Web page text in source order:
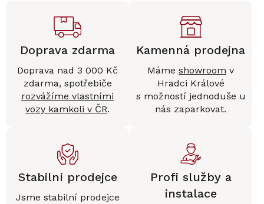
Doprava zdarma
Doprava nad 3 000 Kč
zdarma, spotřebiče
rozvážíme vlastními
vozy kamkoli v ČR.
Kamenná prodejna
Máme showroom v
Hradci Králové
s možností jednoduše u
nás zaparkovat.
Stabilní prodejce
Jsme stabilní prodejce
Profi služby a
instalace